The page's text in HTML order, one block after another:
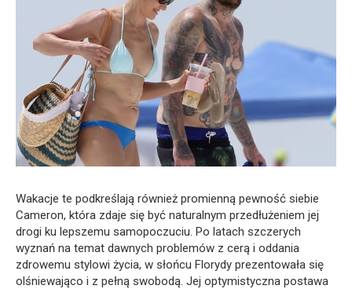
Wakacje te podkreślają również promienną pewność siebie
Cameron, która zdaje się być naturalnym przedłużeniem jej
drogi ku lepszemu samopoczuciu. Po latach szczerych
wyznań na temat dawnych problemów z cerą i oddania
zdrowemu stylowi życia, w słońcu Florydy prezentowała się
olśniewająco i z pełną swobodą. Jej optymistyczna postawa